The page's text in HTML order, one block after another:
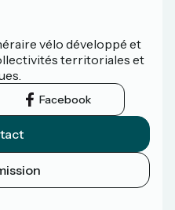
vélo développé et
territoriales et
Facebook